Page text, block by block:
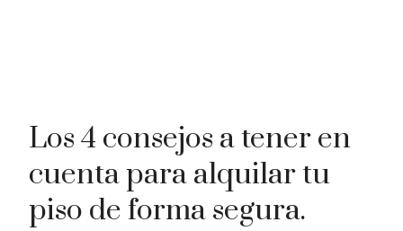
Los 4 consejos a tener en
cuenta para alquilar tu
piso de forma segura.